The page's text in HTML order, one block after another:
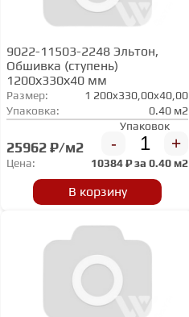
9022-11503-2248 Эльтон,
Обшивка (ступень)
1200х330х40 мм
Размер:
1 200x330,00x40,00
Упаковка:
0.40 м2
25962 ₽/м2
Упаковок
- +
Цена: 10384₽ за0.40 м2
В корзину